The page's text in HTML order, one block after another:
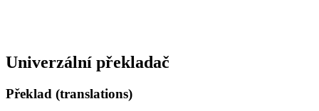
Univerzální překladač
Překlad (translations)